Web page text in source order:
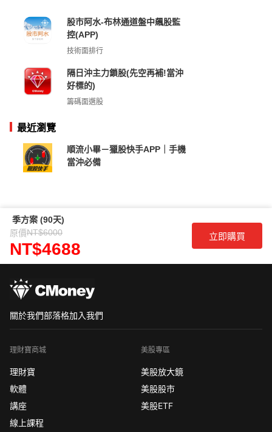
股市阿水-布林通道盤中飆股監
控(APP)
技術面排行
隔日沖主力鎖股(先空再補!當沖
好標的)
籌碼面選股
最近瀏覽
順流小畢－獵股快手APP｜手機
當沖必備
季方案 (90天)
原價NT$6000
NT$4688
立即購買
關於我們部落格加入我們
理財寶商城
理財寶
軟體
講座
線上課程
美股專區
美股放大鏡
美股股市
美股ETF